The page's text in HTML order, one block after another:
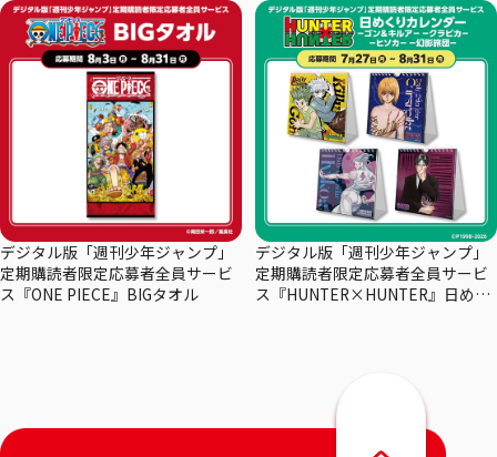
デジタル版「週刊少年ジャンプ」
定期購読者限定応募者全員サービ
ス『ONE PIECE』BIGタオル
デジタル版「週刊少年ジャンプ」
定期購読者限定応募者全員サービ
ス『HUNTER×HUNTER』日めく